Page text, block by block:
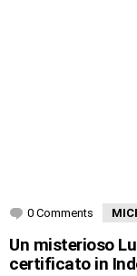
0 Comments
Un misterioso
certificato in